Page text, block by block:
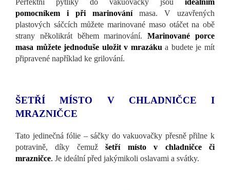
Perfektní pytlíky do vakuovačky jsou ideálním
pomocníkem i při marinování
masa. V uzavřených
plastových sáčcích můžete marinované maso otáčet na obě
strany několikrát během marinování.Marinované porce
masa můžete jednoduše uložit v mrazáku a budete je mít
připravené například ke grilování.
ŠETŘÍ MÍSTO V CHLADNIČCE I
MRAZNIČCE
Tato jedinečná fólie – sáčky do vakuovačky přesně přilne k
potravině, díky čemužšetří místo v chladničce či
mrazničce. Je ideální před jakýmikoli oslavami a svátky.